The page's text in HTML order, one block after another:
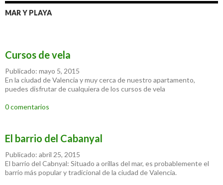
MAR Y PLAYA
Cursos de vela
Publicado: mayo 5, 2015
En la ciudad de Valencia y muy cerca de nuestro apartamento,
puedes disfrutar de cualquiera de los cursos de vela
0 comentarios
El barrio del Cabanyal
Publicado: abril 25, 2015
El barrio del Cabnyal: Situado a orillas del mar, es probablemente el
barrio más popular y tradicional de la ciudad de Valencia.